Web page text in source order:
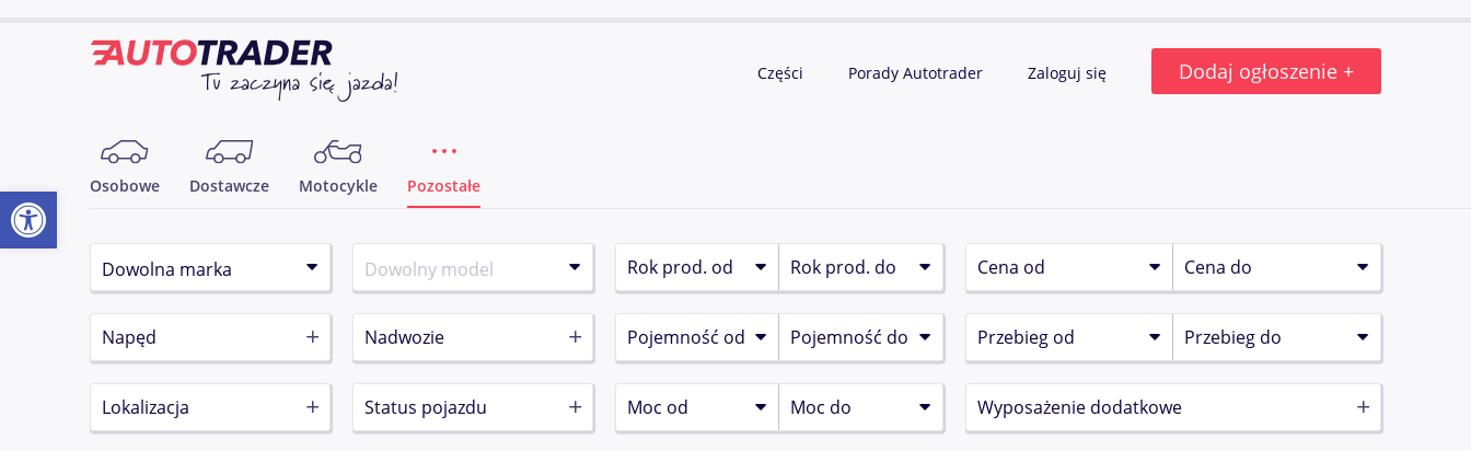
Części Porady Autotrader Zaloguj się Dodaj ogłoszenie +
Osobowe Dostawcze Motocykle Pozostałe
Napęd Nadwozie
Lokalizacja Status pojazdu Wyposażenie dodatkowe
Otwórz pasek narzędzi